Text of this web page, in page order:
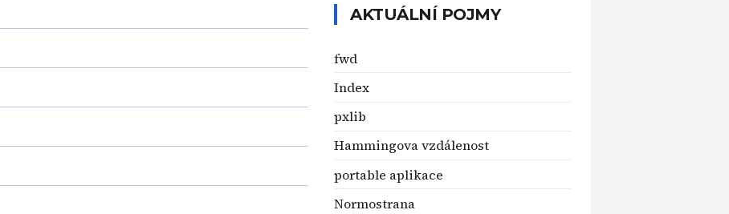
AKTUÁLNÍ POJMY
fwd
Index
pxlib
Hammingova vzdálenost
portable aplikace
Normostrana